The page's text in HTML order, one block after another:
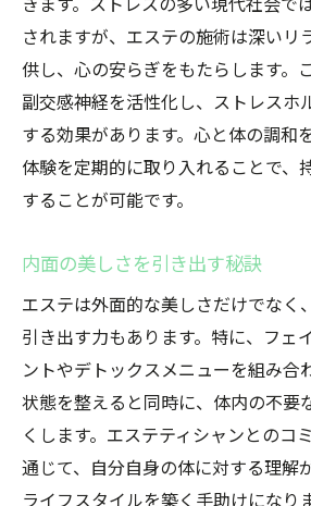
きます。ストレスの多い現代社会で
されますが、エステの施術は深いリ
供し、心の安らぎをもたらします。
副交感神経を活性化し、ストレスホ
する効果があります。心と体の調和
体験を定期的に取り入れることで、
することが可能です。
内面の美しさを引き出す秘訣
エステは外面的な美しさだけでなく
引き出す力もあります。特に、フェ
ントやデトックスメニューを組み合
状態を整えると同時に、体内の不要
くします。エステティシャンとのコ
通じて、自分自身の体に対する理解
ライフスタイルを築く手助けになり